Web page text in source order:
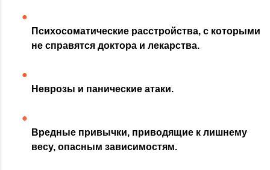
Психосоматические расстройства, с которыми
не справятся доктора и лекарства.
Неврозы и панические атаки.
Вредные привычки, приводящие к лишнему
весу, опасным зависимостям.